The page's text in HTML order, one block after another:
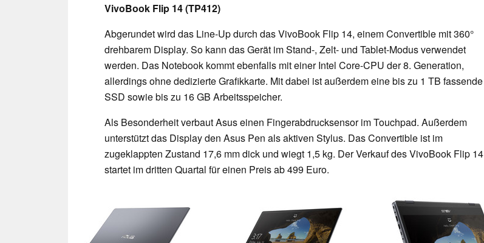
VivoBook Flip 14 (TP412)
Abgerundet wird das Line-Up durch das VivoBook Flip 14, einem Convertible mit 360°
drehbarem Display. So kann das Gerät im Stand-, Zelt- und Tablet-Modus verwendet
werden. Das Notebook kommt ebenfalls mit einer Intel Core-CPU der 8. Generation,
allerdings ohne dedizierte Grafikkarte. Mit dabei ist außerdem eine bis zu 1 TB fassende
SSD sowie bis zu 16 GB Arbeitsspeicher.
Als Besonderheit verbaut Asus einen Fingerabdrucksensor im Touchpad. Außerdem
unterstützt das Display den Asus Pen als aktiven Stylus. Das Convertible ist im
zugeklappten Zustand 17,6 mm dick und wiegt 1,5 kg. Der Verkauf des VivoBook Flip 14
startet im dritten Quartal für einen Preis ab 499 Euro.